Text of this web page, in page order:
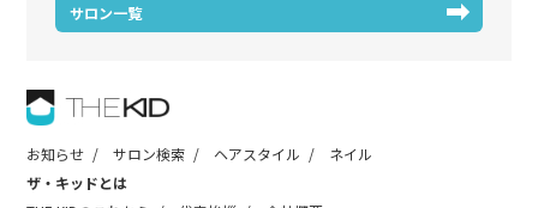
サロン一覧
お知らせ サロン検索 ヘアスタイル
ネイル
ザ・キッドとは